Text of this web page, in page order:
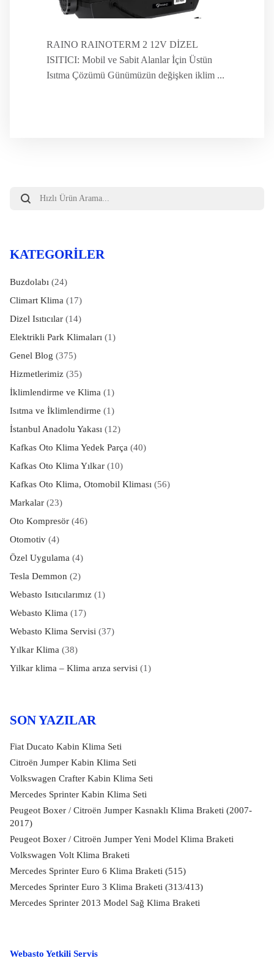
RAINO RAINOTERM 2 12V DİZEL
ISITICI: Mobil ve Sabit Alanlar İçin Üstün
Isıtma Çözümü Günümüzün değişken iklim ...
search
KATEGORILER
Buzdolabı(24)
Climart Klima(17)
Dizel Isıtıcılar(14)
Elektrikli Park Klimaları(1)
Genel Blog (375)
Hizmetlerimiz(35)
İklimlendirme ve Klima(1)
Isıtma ve İklimlendirme (1)
İstanbul Anadolu Yakası(12)
Kafkas Oto Klima Yedek Parça(40)
Kafkas Oto Klima Yılkar(10)
Kafkas Oto Klima, Otomobil Kliması(56)
Markalar(23)
Oto Kompresör(46)
Otomotiv(4)
Özel Uygulama(4)
Tesla Demmon (2)
Webasto Isıtıcılarımız(1)
Webasto Klima(17)
Webasto Klima Servisi(37)
Yılkar Klima(38)
Yilkar klima – Klima arıza servisi(1)
SON YAZILAR
Fiat Ducato Kabin Klima Seti
Citroën Jumper Kabin Klima Seti
Volkswagen Crafter Kabin Klima Seti
Mercedes Sprinter Kabin Klima Seti
Peugeot Boxer / Citroën Jumper Kasnaklı Klima Braketi (2007-
2017)
Peugeot Boxer / Citroën Jumper Yeni Model Klima Braketi
Volkswagen Volt Klima Braketi
Mercedes Sprinter Euro 6 Klima Braketi (515)
Mercedes Sprinter Euro 3 Klima Braketi (313/413)
Mercedes Sprinter 2013 Model Sağ Klima Braketi
Webasto Yetkili Servis